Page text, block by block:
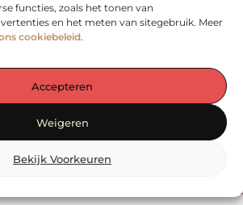
functies, zoals het tonen van
en het meten van sitegebruik. Meer
cookiebeleid.
Accepteren
Weigeren
Bekijk Voorkeuren
waardevolle inzichten, praktische tips en
Alles op één rustige en overzichtelijke plek.
op vergadereninhetgroenehart.nl!